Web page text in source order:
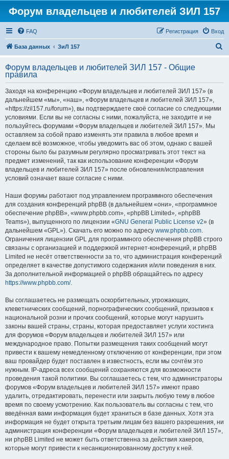
Форум владельцев и любителей ЗИЛ 157
FAQ Вход
Регистрация
База данных ЗиЛ 157
с
Форум владельцев и любителей ЗИЛ 157 - Общие
правила
Заходя на конференцию «Форум владельцев и любителей ЗИЛ 157» (в
дальнейшем «мы», «наш», «Форум владельцев и любителей ЗИЛ 157»,
«https://zil157.ru/forum»), вы подтверждаете своё согласие со следующими
условиями. Если вы не согласны с ними, пожалуйста, не заходите и не
пользуйтесь форумами «Форум владельцев и любителей ЗИЛ 157». Мы
оставляем за собой право изменять эти правила в любое время и
сделаем всё возможное, чтобы уведомить вас об этом, однако с вашей
стороны было бы разумным регулярно просматривать этот текст на
предмет изменений, так как использование конференции «Форум
владельцев и любителей ЗИЛ 157» после обновления/исправления
условий означает ваше согласие с ними.
Наши форумы работают под управлением программного обеспечения
для создания конференций phpBB (в дальнейшем «они», «программное
обеспечение phpBB», «www.phpbb.com», «phpBB Limited», «phpBB
Teams»), выпущенного по лицензии «GNU General Public License v2» (в
дальнейшем «GPL»). Скачать его можно по адресу www.phpbb.com.
Ограничения лицензии GPL для программного обеспечения phpBB строго
связаны с организацией и поддержкой интернет-конференций, и phpBB
Limited не несёт ответственности за то, что администрация конференций
определяет в качестве допустимого содержания и/или поведения в них.
За дополнительной информацией о phpBB обращайтесь по адресу
https://www.phpbb.com/.
Вы соглашаетесь не размещать оскорбительных, угрожающих,
клеветнических сообщений, порнографических сообщений, призывов к
национальной розни и прочих сообщений, которые могут нарушить
законы вашей страны, страны, которая предоставляет услуги хостинга
для форумов «Форум владельцев и любителей ЗИЛ 157» или
международное право. Попытки размещения таких сообщений могут
привести к вашему немедленному отключению от конференции, при этом
ваш провайдер будет поставлен в известность, если мы сочтём это
нужным. IP-адреса всех сообщений сохраняются для возможности
проведения такой политики. Вы соглашаетесь с тем, что администраторы
форумов «Форум владельцев и любителей ЗИЛ 157» имеют право
удалить, отредактировать, перенести или закрыть любую тему в любое
время по своему усмотрению. Как пользователь вы согласны с тем, что
введённая вами информация будет храниться в базе данных. Хотя эта
информация не будет открыта третьим лицам без вашего разрешения, ни
администрация конференции «Форум владельцев и любителей ЗИЛ 157»,
ни phpBB Limited не может быть ответственна за действия хакеров,
которые могут привести к несанкционированному доступу к ней.